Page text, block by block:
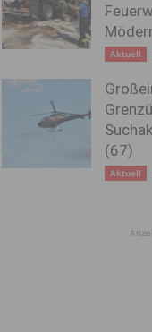
Aktuell
(67)
Aktuell